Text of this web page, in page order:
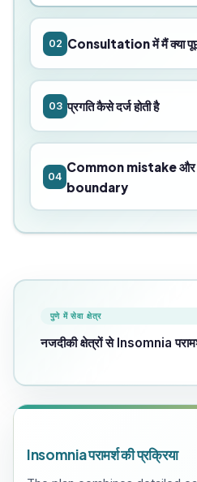
02 Consultation में मैं क्या
03 प्रगति कैसे दर्ज होती है
04
Common mistake
boundary
पुणे में सेवा क्षेत्र
नजदीकी क्षेत्रों से Insomnia
Insomnia परामर्श की प्रक्रिया